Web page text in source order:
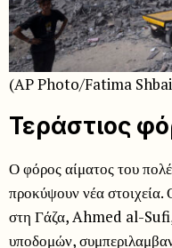
(AP Photo/Fatima
Τεράστιος
Ο φόρος αίματος του
προκύψουν νέα
στη Γάζα, Ahmed al-Sufi,
υποδομών,